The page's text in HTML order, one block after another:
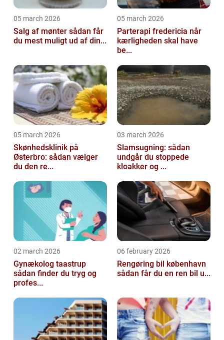
05 march 2026
Salg af mønter sådan får
du mest muligt ud af din...
05 march 2026
Parterapi fredericia når
kærligheden skal have
be...
05 march 2026
Skønhedsklinik på
Østerbro: sådan vælger
du den re...
03 march 2026
Slamsugning: sådan
undgår du stoppede
kloakker og ...
02 march 2026
Gynækolog taastrup
sådan finder du tryg og
profes...
06 february 2026
Rengøring bil københavn
sådan får du en ren bil u...